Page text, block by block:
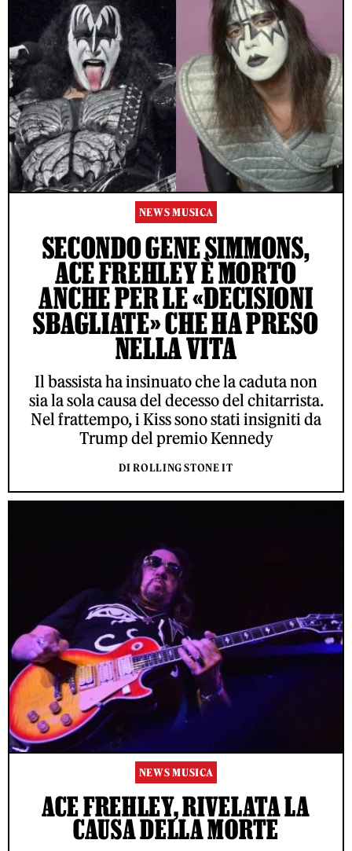
NEWS MUSICA
SECONDO GENE SIMMONS,
ACE FREHLEY È MORTO
ANCHE PER LE «DECISIONI
SBAGLIATE» CHE HA PRESO
NELLA VITA
Il bassista ha insinuato che la caduta non
sia la sola causa del decesso del chitarrista.
Nel frattempo, i Kiss sono stati insigniti da
Trump del premio Kennedy
DI ROLLING STONE IT
NEWS MUSICA
ACE FREHLEY, RIVELATA LA
CAUSA DELLA MORTE